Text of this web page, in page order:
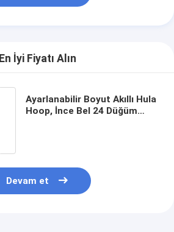
En İyi Fiyatı Alın
Ayarlanabilir Boyut Akıllı Hula
Hoop, İnce Bel 24 Düğüm
Devam et